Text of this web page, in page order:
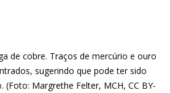
de cobre. Traços de mercúrio e ouro
sugerindo que pode ter sido
Margrethe Felter, MCH, CC BY-